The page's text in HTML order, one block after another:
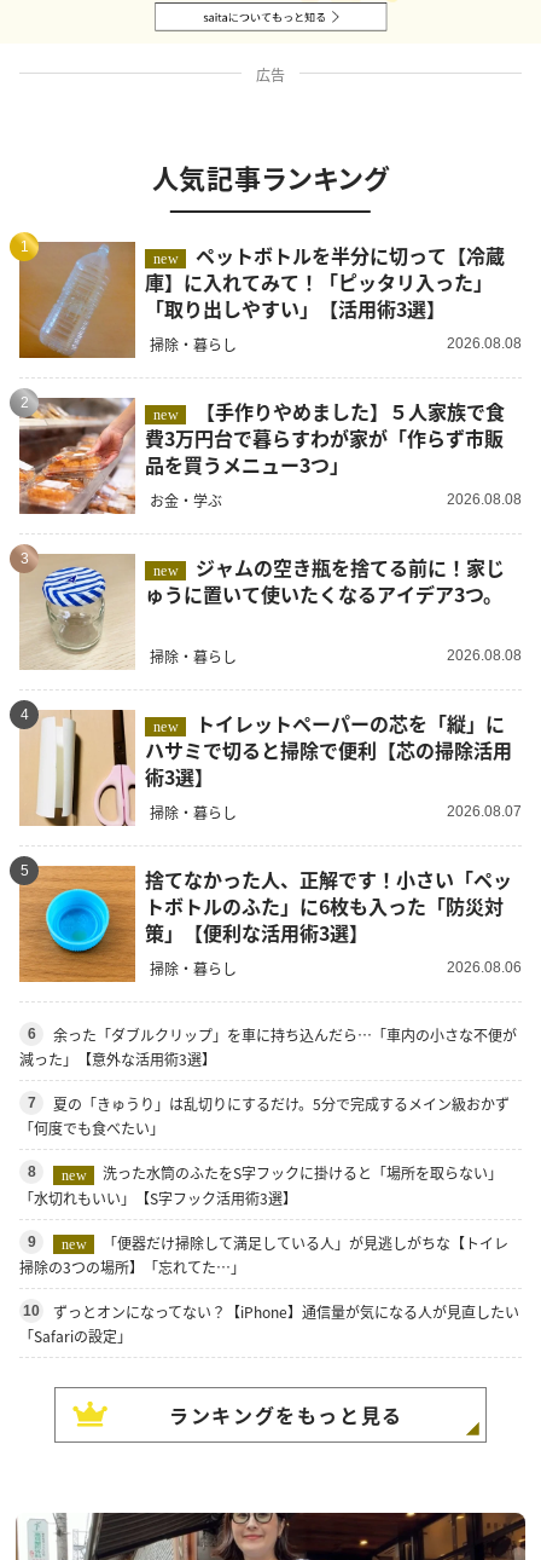
広告
人気記事ランキング
1
new
ペットボトルを半分に切って【冷蔵
庫】に入れてみて！「ピッタリ入った」
「取り出しやすい」【活用術3選】
掃除・暮らし 2026.08.08
2
new
費3万円台で暮らすわが家が「作らず市販
品を買うメニュー3つ」
お金・学ぶ 2026.08.08
3
new
ゅうに置いて使いたくなるアイデア3つ。
掃除・暮らし 2026.08.08
4
new
ハサミで切ると掃除で便利【芯の掃除活用
術3選】
掃除・暮らし 2026.08.07
5
捨てなかった人、正解です！小さい「ペッ
トボトルのふた」に6枚も入った「防災対
策」【便利な活用術3選】
掃除・暮らし 2026.08.06
6
余った「ダブルクリップ」を車に持ち込んだら…「車内の小さな不便が
減った」【意外な活用術3選】
7
夏の「きゅうり」は乱切りにするだけ。5分で完成するメイン級おかず
「何度でも食べたい」
8 new
洗った水筒のふたをS字フックに掛けると「場所を取らない」
「水切れもいい」【S字フック活用術3選】
9 new
「便器だけ掃除して満足している人」が見逃しがちな【トイレ
掃除の3つの場所】「忘れてた…」
10
ずっとオンになってない？【iPhone】通信量が気になる人が見直したい
「Safariの設定」
ランキングをもっと見る